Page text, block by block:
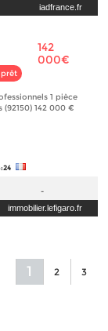
iadfrance.fr
prêt
142
000€
1 pièce
(92150) 142 000 €
-
immobilier.lefigaro.fr
1 2 3